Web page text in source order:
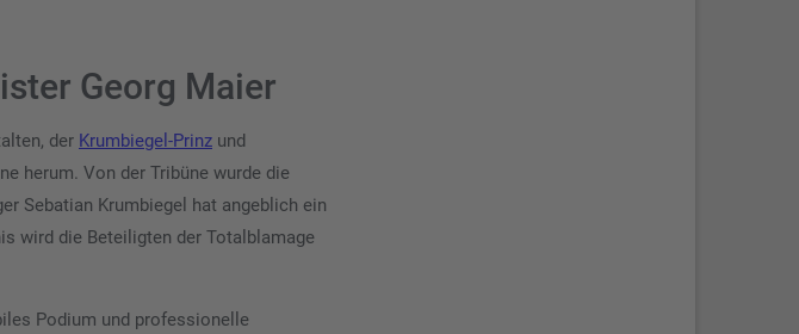
Georg Maier
der Krumbiegel-Prinz und
herum. Von der Tribüne wurde die
Sebatian Krumbiegel hat angeblich ein
wird die Beteiligten der Totalblamage
Podium und professionelle